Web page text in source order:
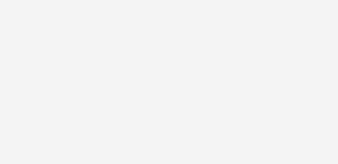
asumir una realidad concreta: la
no solo estructura y segmenta
Un claro ejemplo es la actual
entre la práctica artística y la
la Modernidad, según las